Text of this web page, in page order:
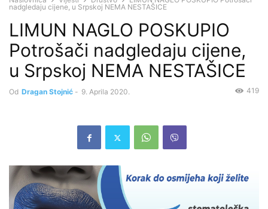
nadgledaju cijene, u Srpskoj NEMA NESTAŠICE
LIMUN NAGLO POSKUPIO
Potrošači nadgledaju cijene,
u Srpskoj NEMA NESTAŠICE
Od Dragan Stojnić - 9. Aprila 2020. 419